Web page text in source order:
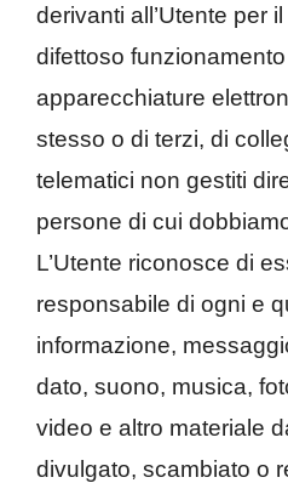
derivanti all’Utente per
difettoso
apparecchiature
stesso o di terzi, di
telematici non gestiti
persone di cui
L’Utente riconosce di
responsabile di ogni e
informazione,
dato, suono, musica,
video e altro materiale
divulgato, scambiato o